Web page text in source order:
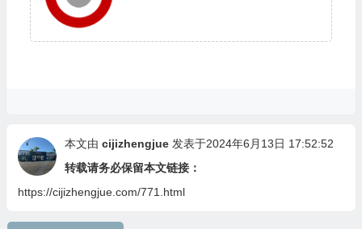
本文由 cijizhengjue 发表于2024年6月13日 17:52:52
转载请务必保留本文链接：
https://cijizhengjue.com/771.html